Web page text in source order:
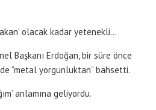
olacak kadar yetenekli…
Başkanı Erdoğan, bir süre önce
“metal yorgunluktan” bahsetti.
anlamına geliyordu.